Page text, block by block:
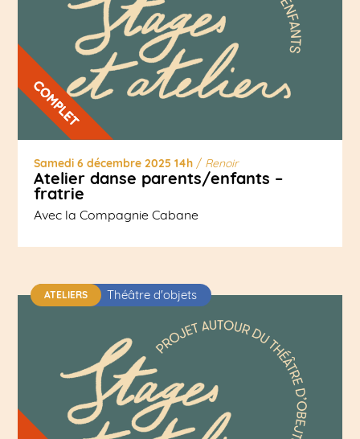
Samedi 6 décembre 2025 14h/ Renoir
Atelier danse parents/enfants –
fratrie
Avec la Compagnie Cabane
ATELIERS Théâtre d'objets